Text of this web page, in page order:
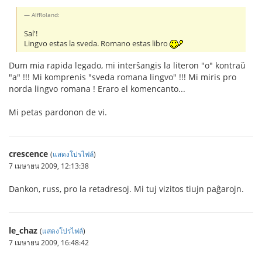
AlfRoland:
Sal'!
Lingvo estas la sveda. Romano estas libro
Dum mia rapida legado, mi interŝangis la literon "o" kontraŭ
"a" !!! Mi komprenis "sveda romana lingvo" !!! Mi miris pro
norda lingvo romana ! Eraro el komencanto...
Mi petas pardonon de vi.
crescence (แสดงโปรไฟล์)
7 เมษายน 2009, 12:13:38
Dankon, russ, pro la retadresoj. Mi tuj vizitos tiujn paĝarojn.
le_chaz (แสดงโปรไฟล์)
7 เมษายน 2009, 16:48:42